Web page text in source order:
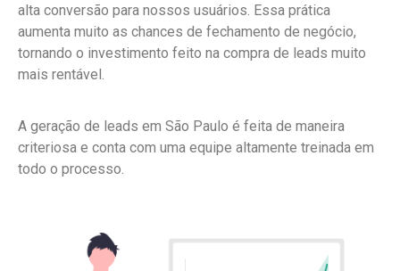
alta conversão para nossos usuários. Essa prática
aumenta muito as chances de fechamento de negócio,
tornando o investimento feito na compra de leads muito
mais rentável.
A geração de leads em São Paulo é feita de maneira
criteriosa e conta com uma equipe altamente treinada em
todo o processo.